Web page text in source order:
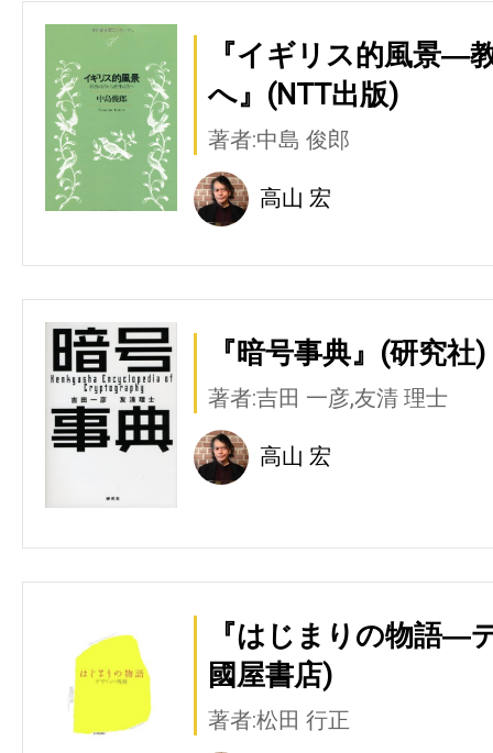
『イギリス的風景―
へ』(NTT出版)
著者:中島 俊郎
高山 宏
『暗号事典』(研究社)
著者:吉田 一彦,友清 理士
高山 宏
『はじまりの物語―
國屋書店)
著者:松田 行正